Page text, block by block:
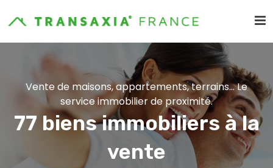
Vente de maisons, appartements, terrains... Le
service immobilier de proximité.
77 biens immobiliers à la
vente